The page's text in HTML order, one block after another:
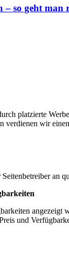
– so geht
platzierte
verdienen wir
an
angezeigt
und